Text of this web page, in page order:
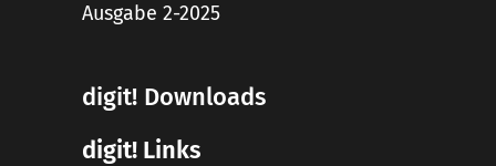
Ausgabe 2-2025
digit! Downloads
digit! Links